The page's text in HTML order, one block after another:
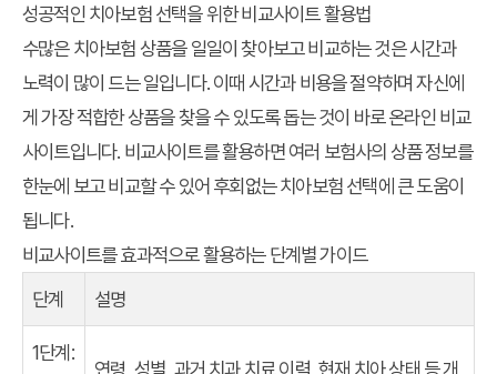
성공적인 치아보험 선택을 위한 비교사이트 활용법
수많은 치아보험 상품을 일일이 찾아보고 비교하는 것은 시간과
노력이 많이 드는 일입니다. 이때 시간과 비용을 절약하며 자신에
게 가장 적합한 상품을 찾을 수 있도록 돕는 것이 바로 온라인 비교
사이트입니다. 비교사이트를 활용하면 여러 보험사의 상품 정보를
한눈에 보고 비교할 수 있어 후회없는 치아보험 선택에 큰 도움이
됩니다.
비교사이트를 효과적으로 활용하는 단계별 가이드
단계
설명
1단계:
연령, 성별, 과거 치과 치료 이력, 현재 치아 상태 등 개